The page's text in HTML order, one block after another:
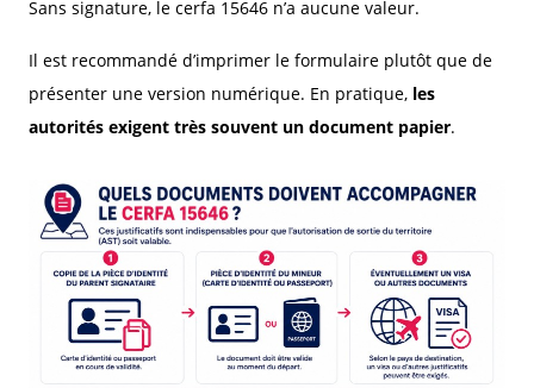
Sans signature, le cerfa 15646 n’a aucune valeur.
Il est recommandé d’imprimer le formulaire plutôt que de
présenter une version numérique. En pratique, les
autorités exigent très souvent un document papier.